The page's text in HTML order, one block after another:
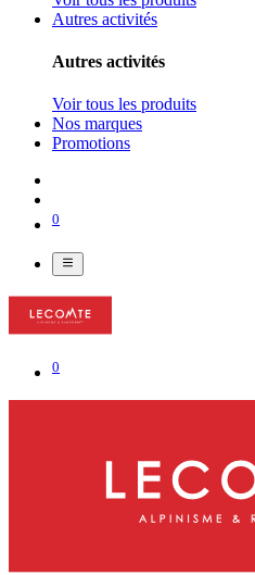
Autres activités
Autres activités
Voir tous les produits
Nos marques
Promotions
0
0